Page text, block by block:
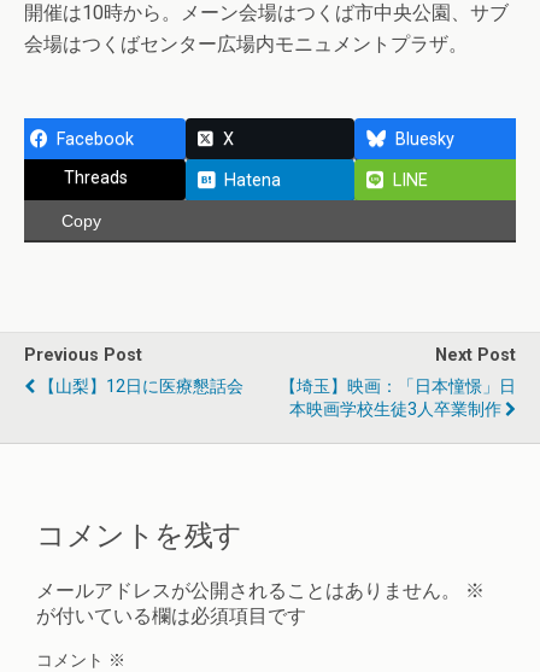
開催は10時から。メーン会場はつくば市中央公園、サブ
会場はつくばセンター広場内モニュメントプラザ。
Facebook X
Bluesky
Threads
Hatena LINE
Copy
Previous Post
【山梨】12日に医療懇話会
Next Post
【埼玉】映画：「日本憧憬」日
本映画学校生徒3人卒業制作
コメントを残す
メールアドレスが公開されることはありません。
※
が付いている欄は必須項目です
コメント ※